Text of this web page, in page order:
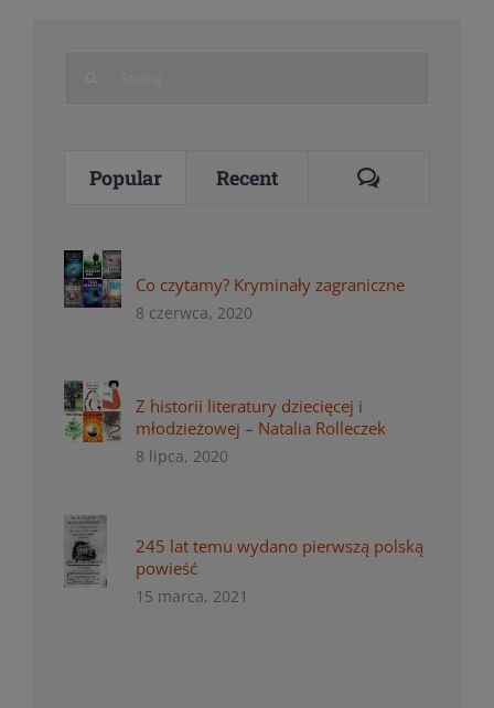
Popular Recent Comments
Co czytamy? Kryminały zagraniczne
8 czerwca, 2020
Z historii literatury dziecięcej i
młodzieżowej – Natalia Rolleczek
8 lipca, 2020
245 lat temu wydano pierwszą polską
powieść
15 marca, 2021